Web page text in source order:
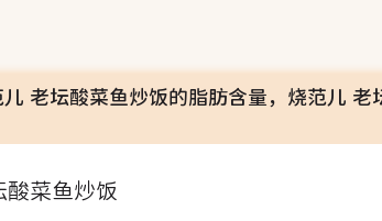
老坛酸菜鱼炒饭的脂肪含量，烧范儿
菜鱼炒饭